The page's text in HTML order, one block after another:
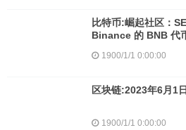
比特币:崛起社区：
Binance 的 BNB 代
1900/1/1 0:00:00
区块链:2023年6月1
1900/1/1 0:00:00